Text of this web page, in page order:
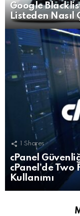
Google
Listeden Nasıl
1 Shares
cPanel
cPanel’de
Kullanımı